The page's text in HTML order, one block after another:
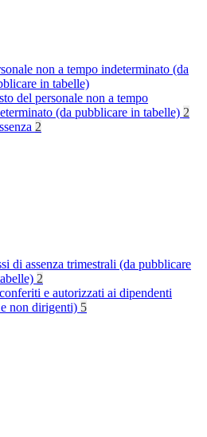
non a tempo indeterminato (da
in tabelle)
del personale non a tempo
(da pubblicare in tabelle) 2
2
di assenza trimestrali (da pubblicare
2
e autorizzati ai dipendenti
non dirigenti) 5